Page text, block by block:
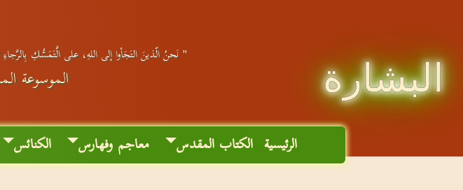
البشارة
" نَحنُ الّذينَ التَجَأوا إلى اللهِ، على الَّتَمَسُّكِ
الموسوعة
الرئيسية الكتاب المقدس معاجم وفهارس الكنائس